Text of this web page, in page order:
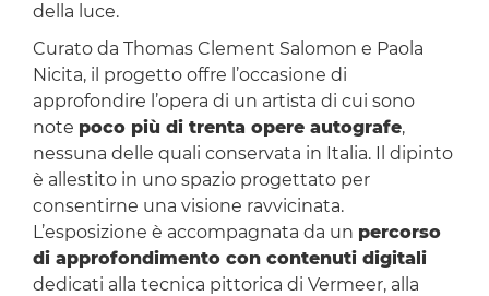
della luce.
Curato da Thomas Clement Salomon e Paola
Nicita, il progetto offre l’occasione di
approfondire l’opera di un artista di cui sono
note poco più di trenta opere autografe,
nessuna delle quali conservata in Italia. Il dipinto
è allestito in uno spazio progettato per
consentirne una visione ravvicinata.
L’esposizione è accompagnata da un percorso
di approfondimento con contenuti digitali
dedicati alla tecnica pittorica di Vermeer, alla